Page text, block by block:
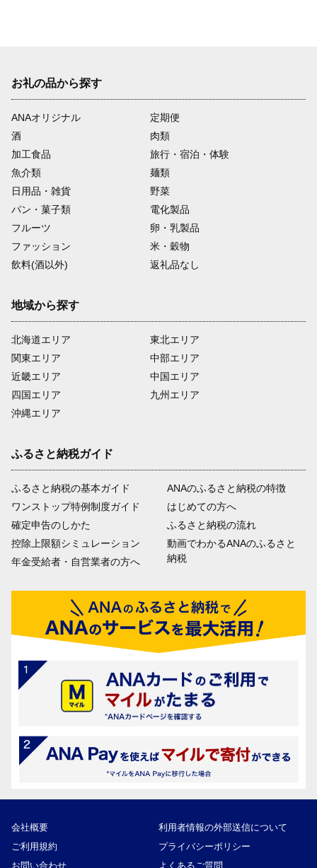
お礼の品から探す
ANAオリジナル
定期便
酒
肉類
加工食品
旅行・宿泊・体験
魚介類
麺類
日用品・雑貨
野菜
パン・菓子類
電化製品
フルーツ
卵・乳製品
ファッション
米・穀物
飲料(酒以外)
返礼品なし
地域から探す
北海道エリア
関東エリア
近畿エリア
四国エリア
沖縄エリア
東北エリア
中部エリア
中国エリア
九州エリア
ふるさと納税ガイド
ふるさと納税の基本ガイド
ワンストップ特例制度ガイド
確定申告のしかた
控除上限額シミュレーション
年金受給者・自営業者の方へ
ANAのふるさと納税の特徴
はじめての方へ
ふるさと納税の流れ
動画でわかるANAのふるさと
納税
会社概要
利用者情報の外部送信について
ご利用規約
プライバシーポリシー
お問い合わせ
よくあるご質問